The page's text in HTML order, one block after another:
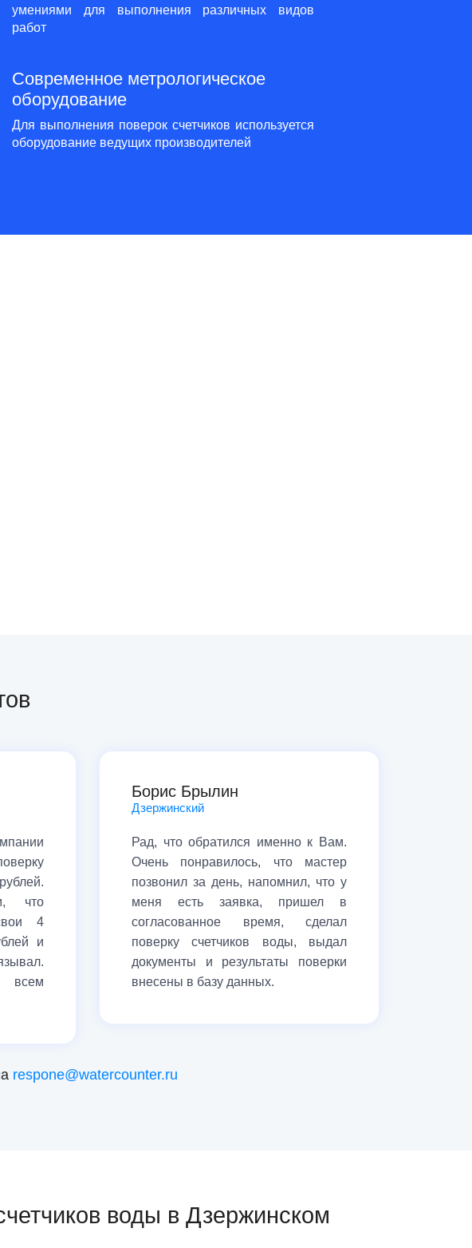
умениями для выполнения различных видов
работ
Современное метрологическое
оборудование
Для выполнения поверок счетчиков используется
оборудование ведущих производителей
что
4
и
всем
Борис Брылин
Дзержинский
Рад, что обратился именно к Вам.
Очень понравилось, что мастер
позвонил за день, напомнил, что у
меня есть заявка, пришел в
согласованное время, сделал
поверку счетчиков воды, выдал
документы и результаты поверки
внесены в базу данных.
respone@watercounter.ru
воды в Дзержинском